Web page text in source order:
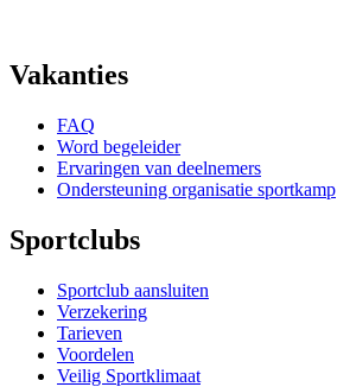
Vakanties
FAQ
Word begeleider
Ervaringen van deelnemers
Ondersteuning organisatie sportkamp
Sportclubs
Sportclub aansluiten
Verzekering
Tarieven
Voordelen
Veilig Sportklimaat